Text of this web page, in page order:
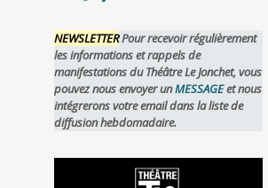
NEWSLETTERPour recevoir régulièrement
les informations et rappels de
manifestations du Théâtre Le Jonchet, vous
pouvez nous envoyer unMESSAGEet nous
intégrerons votre email dans la liste de
diffusion hebdomadaire.